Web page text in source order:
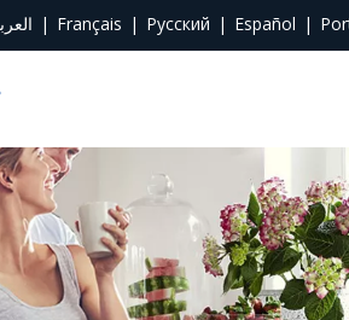
| Français | Pусский | Español |